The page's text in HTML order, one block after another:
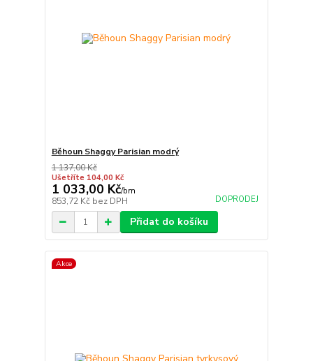
Běhoun Shaggy Parisian modrý
1 137,00 Kč
Ušetříte 104,00 Kč
1 033,00 Kč/bm
853,72 Kč bez DPH DOPRODEJ
Přidat do košíku
Akce